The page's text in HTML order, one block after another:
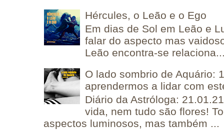
Hércules, o Leão e o Ego
Em dias de Sol em Leão e
falar do aspecto mas
Leão encontra-se
O lado sombrio de Aquário:
aprendermos a lidar com
Diário da Astróloga:
vida, nem tudo são flores!
aspectos luminosos, mas também ...